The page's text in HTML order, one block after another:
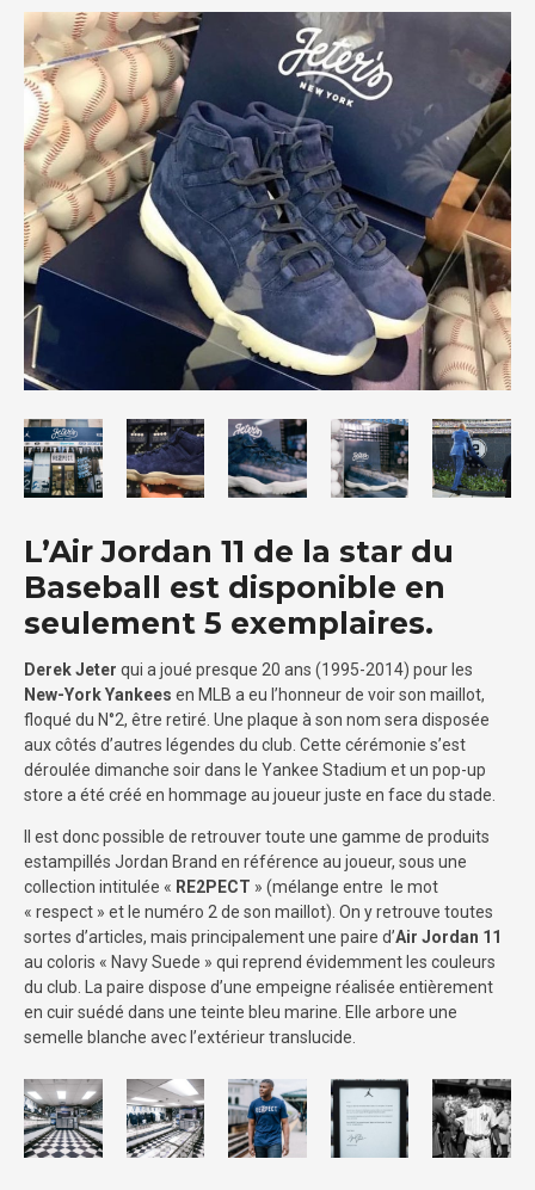
L’Air Jordan 11 de la star du
Baseball est disponible en
seulement 5 exemplaires.
Derek Jeter qui a joué presque 20 ans (1995-2014) pour les
New-York Yankees en MLB a eu l’honneur de voir son maillot,
floqué du N°2, être retiré. Une plaque à son nom sera disposée
aux côtés d’autres légendes du club. Cette cérémonie s’est
déroulée dimanche soir dans le Yankee Stadium et un pop-up
store a été créé en hommage au joueur juste en face du stade.
Il est donc possible de retrouver toute une gamme de produits
estampillés Jordan Brand en référence au joueur, sous une
collection intitulée « RE2PECT » (mélange entre le mot
« respect » et le numéro 2 de son maillot). On y retrouve toutes
sortes d’articles, mais principalement une paire d’Air Jordan 11
au coloris « Navy Suede » qui reprend évidemment les couleurs
du club. La paire dispose d’une empeigne réalisée entièrement
en cuir suédé dans une teinte bleu marine. Elle arbore une
semelle blanche avec l’extérieur translucide.